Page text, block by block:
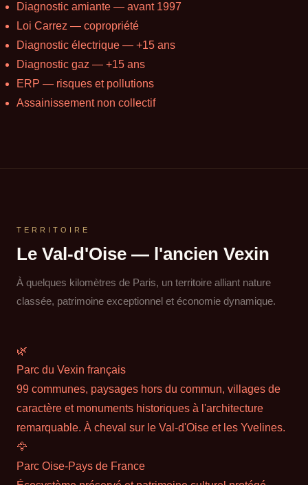
Diagnostic amiante — avant 1997
Loi Carrez — copropriété
Diagnostic électrique — +15 ans
Diagnostic gaz — +15 ans
ERP — risques et pollutions
Assainissement non collectif
TERRITOIRE
Le Val-d'Oise — l'ancien Vexin
À quelques kilomètres de Paris, un territoire alliant nature
classée, patrimoine exceptionnel et économie dynamique.
🌿
Parc du Vexin français
99 communes, paysages hors du commun, villages de
caractère et monuments historiques à l'architecture
remarquable. À cheval sur le Val-d'Oise et les Yvelines.
🦅
Parc Oise-Pays de France